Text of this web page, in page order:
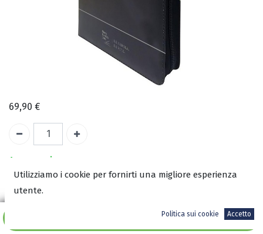
Aggiungi al carrello
69,90 €
A magazzino
COD: 2899
Utilizziamo i cookie per fornirti una migliore esperienza
utente.
Politica sui cookie Accetto